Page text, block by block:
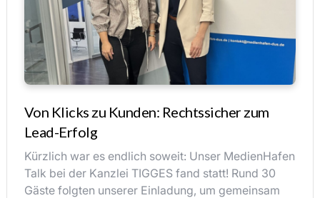
Von Klicks zu Kunden: Rechtssicher zum
Lead-Erfolg
Kürzlich war es endlich soweit: Unser MedienHafen
Talk bei der Kanzlei TIGGES fand statt! Rund 30
Gäste folgten unserer Einladung, um gemeinsam